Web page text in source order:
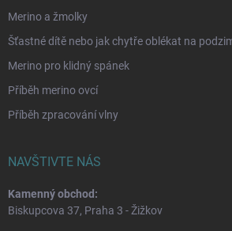
Merino a žmolky
Šťastné dítě nebo jak chytře oblékat na
Merino pro klidný spánek
Příběh merino ovcí
Příběh zpracování vlny
NAVŠTIVTE NÁS
Kamenný obchod:
Biskupcova 37, Praha 3 - Žižkov